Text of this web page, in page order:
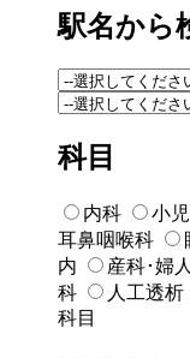
駅名から
科目
内科 小
耳鼻咽喉科
内
産科･婦
科
人工透析
科目